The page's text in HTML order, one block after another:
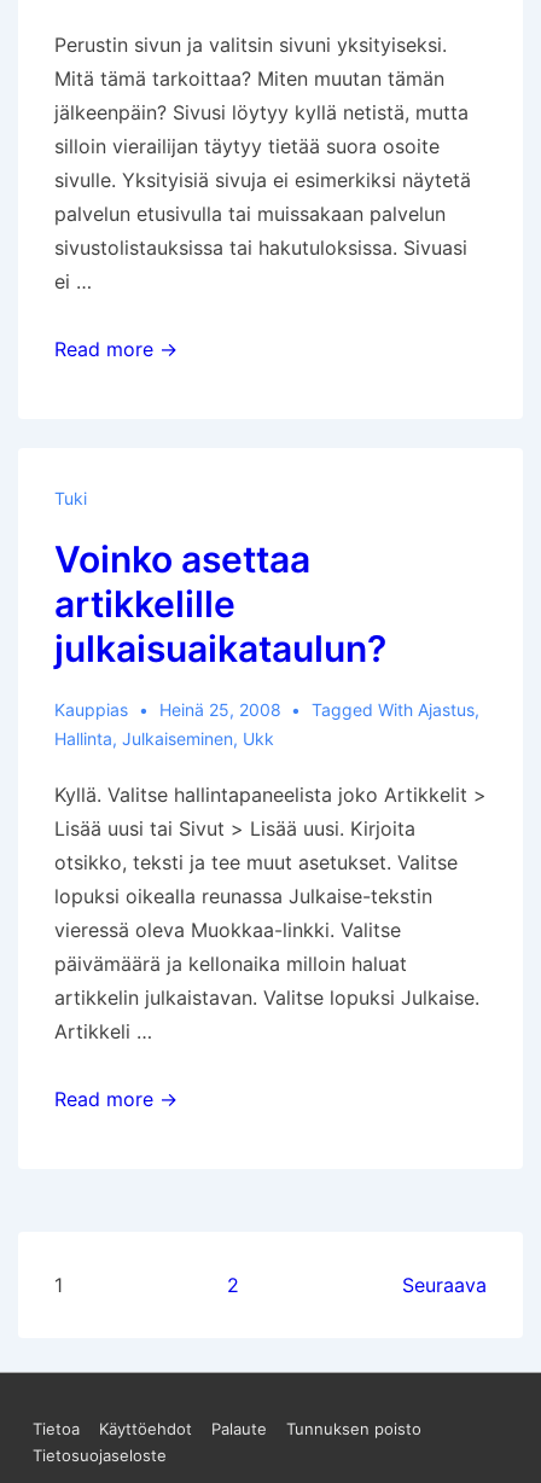
Perustin sivun ja valitsin sivuni yksityiseksi.
Mitä tämä tarkoittaa? Miten muutan tämän
jälkeenpäin? Sivusi löytyy kyllä netistä, mutta
silloin vierailijan täytyy tietää suora osoite
sivulle. Yksityisiä sivuja ei esimerkiksi näytetä
palvelun etusivulla tai muissakaan palvelun
sivustolistauksissa tai hakutuloksissa. Sivuasi
ei …
Sivuston
Read more →
Tuki
Voinko asettaa
artikkelille
julkaisuaikataulun?
Kauppias Heinä 25, 2008 Tagged With Ajastus,
Hallinta, Julkaiseminen, Ukk
Kyllä. Valitse hallintapaneelista joko Artikkelit >
Lisää uusi tai Sivut > Lisää uusi. Kirjoita
otsikko, teksti ja tee muut asetukset. Valitse
lopuksi oikealla reunassa Julkaise-tekstin
vieressä oleva Muokkaa-linkki. Valitse
päivämäärä ja kellonaika milloin haluat
artikkelin julkaistavan. Valitse lopuksi Julkaise.
Artikkeli …
Voinko
Read more →
Artikkelien
1 2 Seuraava
Sivun
Tietoa Käyttöehdot Palaute
Tunnuksen poisto
Tietosuojaseloste